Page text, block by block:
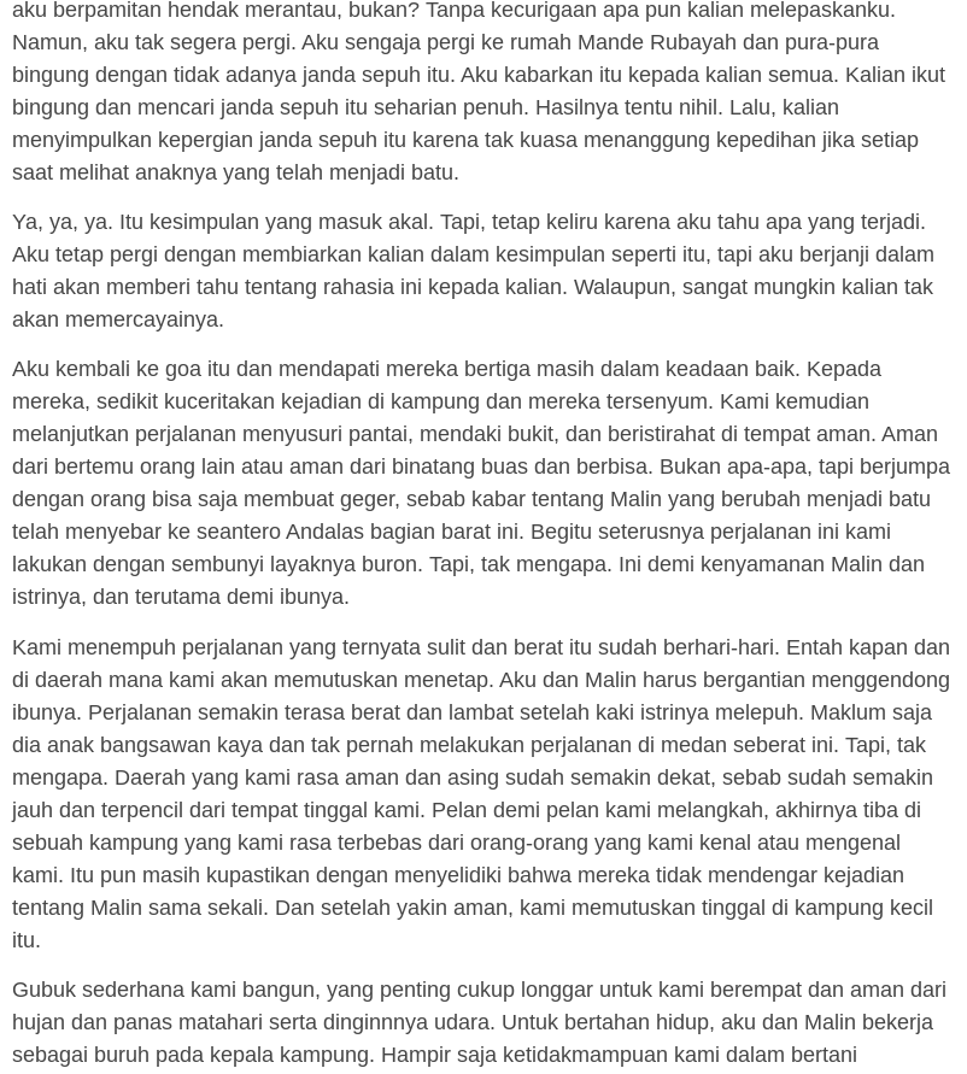
aku berpamitan hendak merantau, bukan? Tanpa kecurigaan apa pun kalian melepaskanku.
Namun, aku tak segera pergi. Aku sengaja pergi ke rumah Mande Rubayah dan pura-pura
bingung dengan tidak adanya janda sepuh itu. Aku kabarkan itu kepada kalian semua. Kalian ikut
bingung dan mencari janda sepuh itu seharian penuh. Hasilnya tentu nihil. Lalu, kalian
menyimpulkan kepergian janda sepuh itu karena tak kuasa menanggung kepedihan jika setiap
saat melihat anaknya yang telah menjadi batu.
Ya, ya, ya. Itu kesimpulan yang masuk akal. Tapi, tetap keliru karena aku tahu apa yang terjadi.
Aku tetap pergi dengan membiarkan kalian dalam kesimpulan seperti itu, tapi aku berjanji dalam
hati akan memberi tahu tentang rahasia ini kepada kalian. Walaupun, sangat mungkin kalian tak
akan memercayainya.
Aku kembali ke goa itu dan mendapati mereka bertiga masih dalam keadaan baik. Kepada
mereka, sedikit kuceritakan kejadian di kampung dan mereka tersenyum. Kami kemudian
melanjutkan perjalanan menyusuri pantai, mendaki bukit, dan beristirahat di tempat aman. Aman
dari bertemu orang lain atau aman dari binatang buas dan berbisa. Bukan apa-apa, tapi berjumpa
dengan orang bisa saja membuat geger, sebab kabar tentang Malin yang berubah menjadi batu
telah menyebar ke seantero Andalas bagian barat ini. Begitu seterusnya perjalanan ini kami
lakukan dengan sembunyi layaknya buron. Tapi, tak mengapa. Ini demi kenyamanan Malin dan
istrinya, dan terutama demi ibunya.
Kami menempuh perjalanan yang ternyata sulit dan berat itu sudah berhari-hari. Entah kapan dan
di daerah mana kami akan memutuskan menetap. Aku dan Malin harus bergantian menggendong
ibunya. Perjalanan semakin terasa berat dan lambat setelah kaki istrinya melepuh. Maklum saja
dia anak bangsawan kaya dan tak pernah melakukan perjalanan di medan seberat ini. Tapi, tak
mengapa. Daerah yang kami rasa aman dan asing sudah semakin dekat, sebab sudah semakin
jauh dan terpencil dari tempat tinggal kami. Pelan demi pelan kami melangkah, akhirnya tiba di
sebuah kampung yang kami rasa terbebas dari orang-orang yang kami kenal atau mengenal
kami. Itu pun masih kupastikan dengan menyelidiki bahwa mereka tidak mendengar kejadian
tentang Malin sama sekali. Dan setelah yakin aman, kami memutuskan tinggal di kampung kecil
itu.
Gubuk sederhana kami bangun, yang penting cukup longgar untuk kami berempat dan aman dari
hujan dan panas matahari serta dinginnnya udara. Untuk bertahan hidup, aku dan Malin bekerja
sebagai buruh pada kepala kampung. Hampir saja ketidakmampuan kami dalam bertani